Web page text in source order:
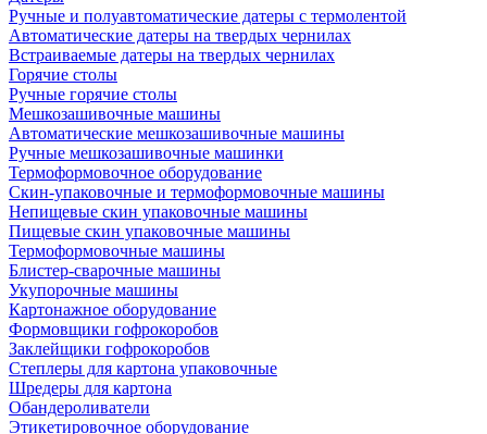
Ручные и полуавтоматические датеры с термолентой
Автоматические датеры на твердых чернилах
Встраиваемые датеры на твердых чернилах
Горячие столы
Ручные горячие столы
Мешкозашивочные машины
Автоматические мешкозашивочные машины
Ручные мешкозашивочные машинки
Термоформовочное оборудование
Скин-упаковочные и термоформовочные машины
Непищевые скин упаковочные машины
Пищевые скин упаковочные машины
Термоформовочные машины
Блистер-сварочные машины
Укупорочные машины
Картонажное оборудование
Формовщики гофрокоробов
Заклейщики гофрокоробов
Степлеры для картона упаковочные
Шредеры для картона
Обандероливатели
Этикетировочное оборудование